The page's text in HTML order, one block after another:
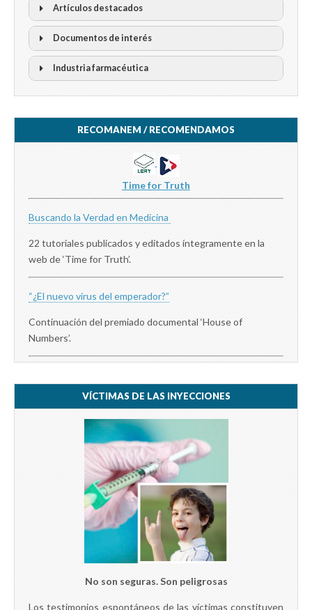
Artículos destacados
Documentos de interés
Industria farmacéutica
RECOMANEM / RECOMENDAMOS
Time for Truth
Buscando la Verdad en Medicina
22 tutoriales publicados y editados íntegramente en la
web de ‘Time for Truth’.
“¿El nuevo virus del emperador?”
Continuación del premiado documental ‘House of
Numbers’.
VÍCTIMAS DE LAS INYECCIONES
No son seguras. Son peligrosas
Los testimonios espontáneos de las víctimas constituyen